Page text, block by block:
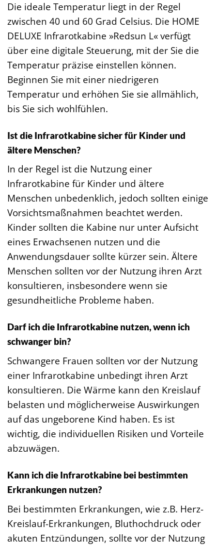
Die ideale Temperatur liegt in der Regel
zwischen 40 und 60 Grad Celsius. Die HOME
DELUXE Infrarotkabine »Redsun L« verfügt
über eine digitale Steuerung, mit der Sie die
Temperatur präzise einstellen können.
Beginnen Sie mit einer niedrigeren
Temperatur und erhöhen Sie sie allmählich,
bis Sie sich wohlfühlen.
Ist die Infrarotkabine sicher für Kinder und
ältere Menschen?
In der Regel ist die Nutzung einer
Infrarotkabine für Kinder und ältere
Menschen unbedenklich, jedoch sollten einige
Vorsichtsmaßnahmen beachtet werden.
Kinder sollten die Kabine nur unter Aufsicht
eines Erwachsenen nutzen und die
Anwendungsdauer sollte kürzer sein. Ältere
Menschen sollten vor der Nutzung ihren Arzt
konsultieren, insbesondere wenn sie
gesundheitliche Probleme haben.
Darf ich die Infrarotkabine nutzen, wenn ich
schwanger bin?
Schwangere Frauen sollten vor der Nutzung
einer Infrarotkabine unbedingt ihren Arzt
konsultieren. Die Wärme kann den Kreislauf
belasten und möglicherweise Auswirkungen
auf das ungeborene Kind haben. Es ist
wichtig, die individuellen Risiken und Vorteile
abzuwägen.
Kann ich die Infrarotkabine bei bestimmten
Erkrankungen nutzen?
Bei bestimmten Erkrankungen, wie z.B. Herz-
Kreislauf-Erkrankungen, Bluthochdruck oder
akuten Entzündungen, sollte vor der Nutzung